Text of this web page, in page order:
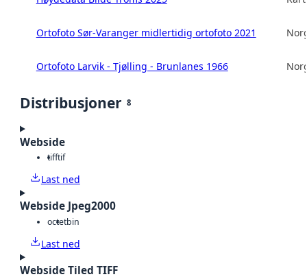
Ortofoto Sør-Varanger midlertidig ortofoto 2021
Ortofoto Larvik - Tjølling - Brunlanes 1966
Distribusjoner 8
Webside
tifftif
Last ned
Webside Jpeg2000
octetbin
Last ned
Webside Tiled TIFF